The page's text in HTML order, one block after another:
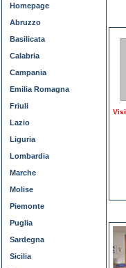
Homepage
Abruzzo
Basilicata
Calabria
Campania
Emilia Romagna
Friuli
Lazio
Liguria
Lombardia
Marche
Molise
Piemonte
Puglia
Sardegna
Sicilia